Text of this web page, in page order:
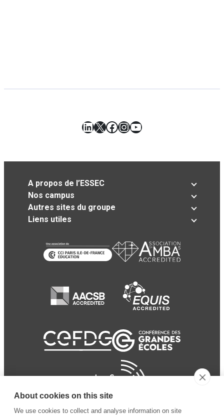
LinkedIn
X Facebook
Instagram
YouTube
A propos de l’ESSEC
Nos campus
Autres sites du groupe
Liens utiles
About cookies on this site
We use cookies to collect and analyse information on site